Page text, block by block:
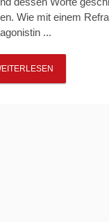
Wie mit einem
...